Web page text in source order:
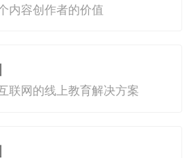
内容创作者的价值
联网的线上教育解决方案